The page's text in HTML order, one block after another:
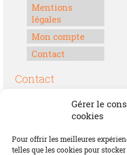
Gérer le
cookies
Pour offrir les meilleures
telles que les cookies pour
Mentions
légales
Mon compte
Contact
Contact
Boulevard Félix